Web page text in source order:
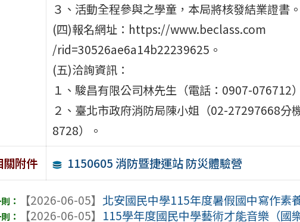
３、活動全程參與之學童，本局將核發結業證書。
(四)報名網址：https://www.beclass.com
/rid=30526ae6a14b22239625。
(五)洽詢資訊：
１、駿昌有限公司林先生（電話：0907-076712
２、臺北市政府消防局陳小姐（02-27297668分
8728）。
關附件
1150605 消防暨捷運站 防災體驗營
【2026-06-05】 北安國民中學115年度暑假國中寫作素
【2026-06-05】 115學年度國民中學藝術才能音樂（國